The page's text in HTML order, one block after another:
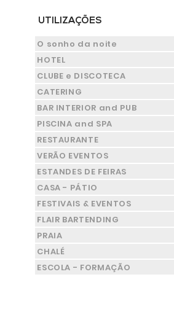
UTILIZAÇÕES
O sonho da noite
HOTEL
CLUBE e DISCOTECA
CATERING
BAR INTERIOR and PUB
PISCINA and SPA
RESTAURANTE
VERÃO EVENTOS
ESTANDES DE FEIRAS
CASA - PÁTIO
FESTIVAIS & EVENTOS
FLAIR BARTENDING
PRAIA
CHALÉ
ESCOLA - FORMAÇÃO